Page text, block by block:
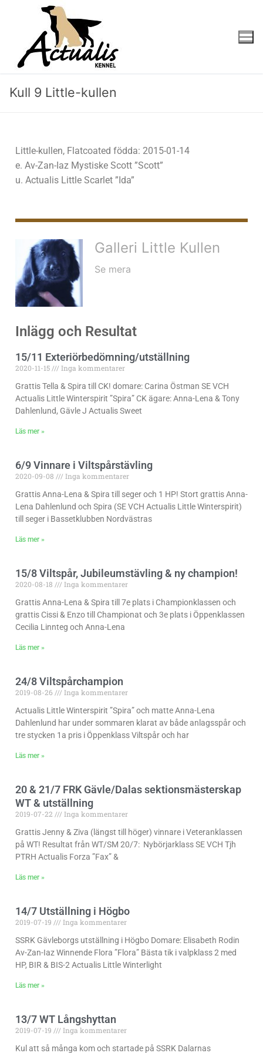
Kull 9 Little-kullen
Little-kullen, Flatcoated födda: 2015-01-14
e. Av-Zan-Iaz Mystiske Scott ”Scott”
u. Actualis Little Scarlet ”Ida”
Galleri Little Kullen
Se mera
Inlägg och Resultat
15/11 Exteriörbedömning/utställning
2020-11-15
Inga kommentarer
Grattis Tella & Spira till CK! domare: Carina Östman SE VCH
Actualis Little Winterspirit ”Spira” CK ägare: Anna-Lena & Tony
Dahlenlund, Gävle J Actualis Sweet
Läs mer »
6/9 Vinnare i Viltspårstävling
2020-09-08
Inga kommentarer
Grattis Anna-Lena & Spira till seger och 1 HP! Stort grattis Anna-
Lena Dahlenlund och Spira (SE VCH Actualis Little Winterspirit)
till seger i Bassetklubben Nordvästras
Läs mer »
15/8 Viltspår, Jubileumstävling & ny champion!
2020-08-18
Inga kommentarer
Grattis Anna-Lena & Spira till 7e plats i Championklassen och
grattis Cissi & Enzo till Championat och 3e plats i Öppenklassen
Cecilia Linnteg och Anna-Lena
Läs mer »
24/8 Viltspårchampion
2019-08-26
Inga kommentarer
Actualis Little Winterspirit ”Spira” och matte Anna-Lena
Dahlenlund har under sommaren klarat av både anlagsspår och
tre stycken 1a pris i Öppenklass Viltspår och har
Läs mer »
20 & 21/7 FRK Gävle/Dalas sektionsmästerskap
WT & utställning
2019-07-22
Inga kommentarer
Grattis Jenny & Ziva (längst till höger) vinnare i Veteranklassen
på WT! Resultat från WT/SM 20/7: Nybörjarklass SE VCH Tjh
PTRH Actualis Forza ”Fax” &
Läs mer »
14/7 Utställning i Högbo
2019-07-19
Inga kommentarer
SSRK Gävleborgs utställning i Högbo Domare: Elisabeth Rodin
Av-Zan-Iaz Winnende Flora ”Flora” Bästa tik i valpklass 2 med
HP, BIR & BIS-2 Actualis Little Winterlight
Läs mer »
13/7 WT Långshyttan
2019-07-19
Inga kommentarer
Kul att så många kom och startade på SSRK Dalarnas